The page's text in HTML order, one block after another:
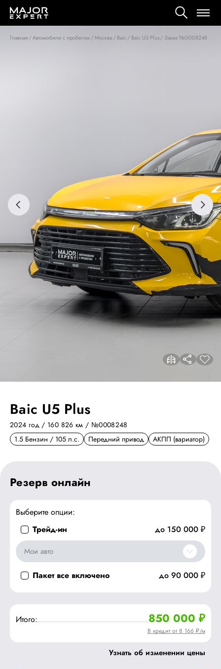
Главная/Автомобили с пробегом/Москва/ Baic/ Baic U5 Plus/ Заказ №0008248
Baic U5 Plus
2024 год / 160 826 км / №0008248
1.5 Бензин / 105 л.с.
Передний привод АКПП (вариатор)
Резерв онлайн
Выберите опции:
Трейд-ин
до 150 000 ₽
Мои авто
Пакет все включено до 90 000 ₽
Итого: 850 000 ₽
В кредит от 8 166 ₽/м
Узнать об изменении цены